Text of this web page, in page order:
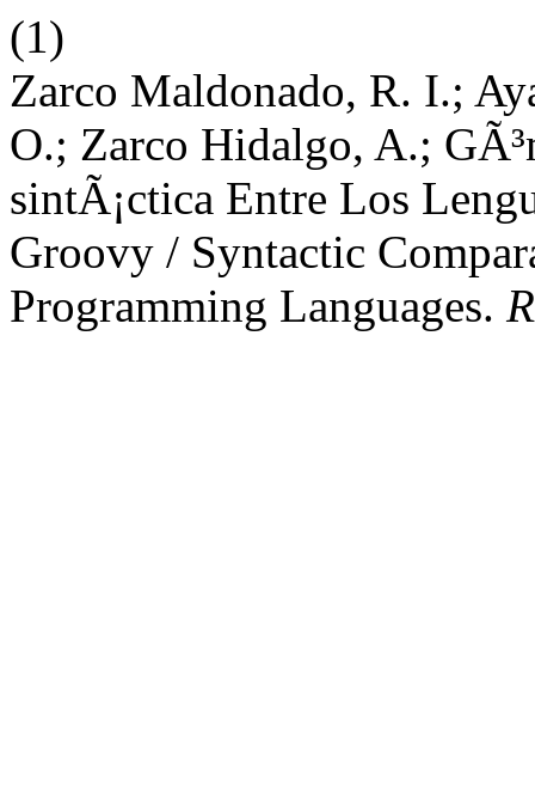
(1)
Zarco Maldonado, R. I.;
O.; Zarco Hidalgo, A.;
sintÃ¡ctica Entre Los
Groovy / Syntactic
Programming Languages.